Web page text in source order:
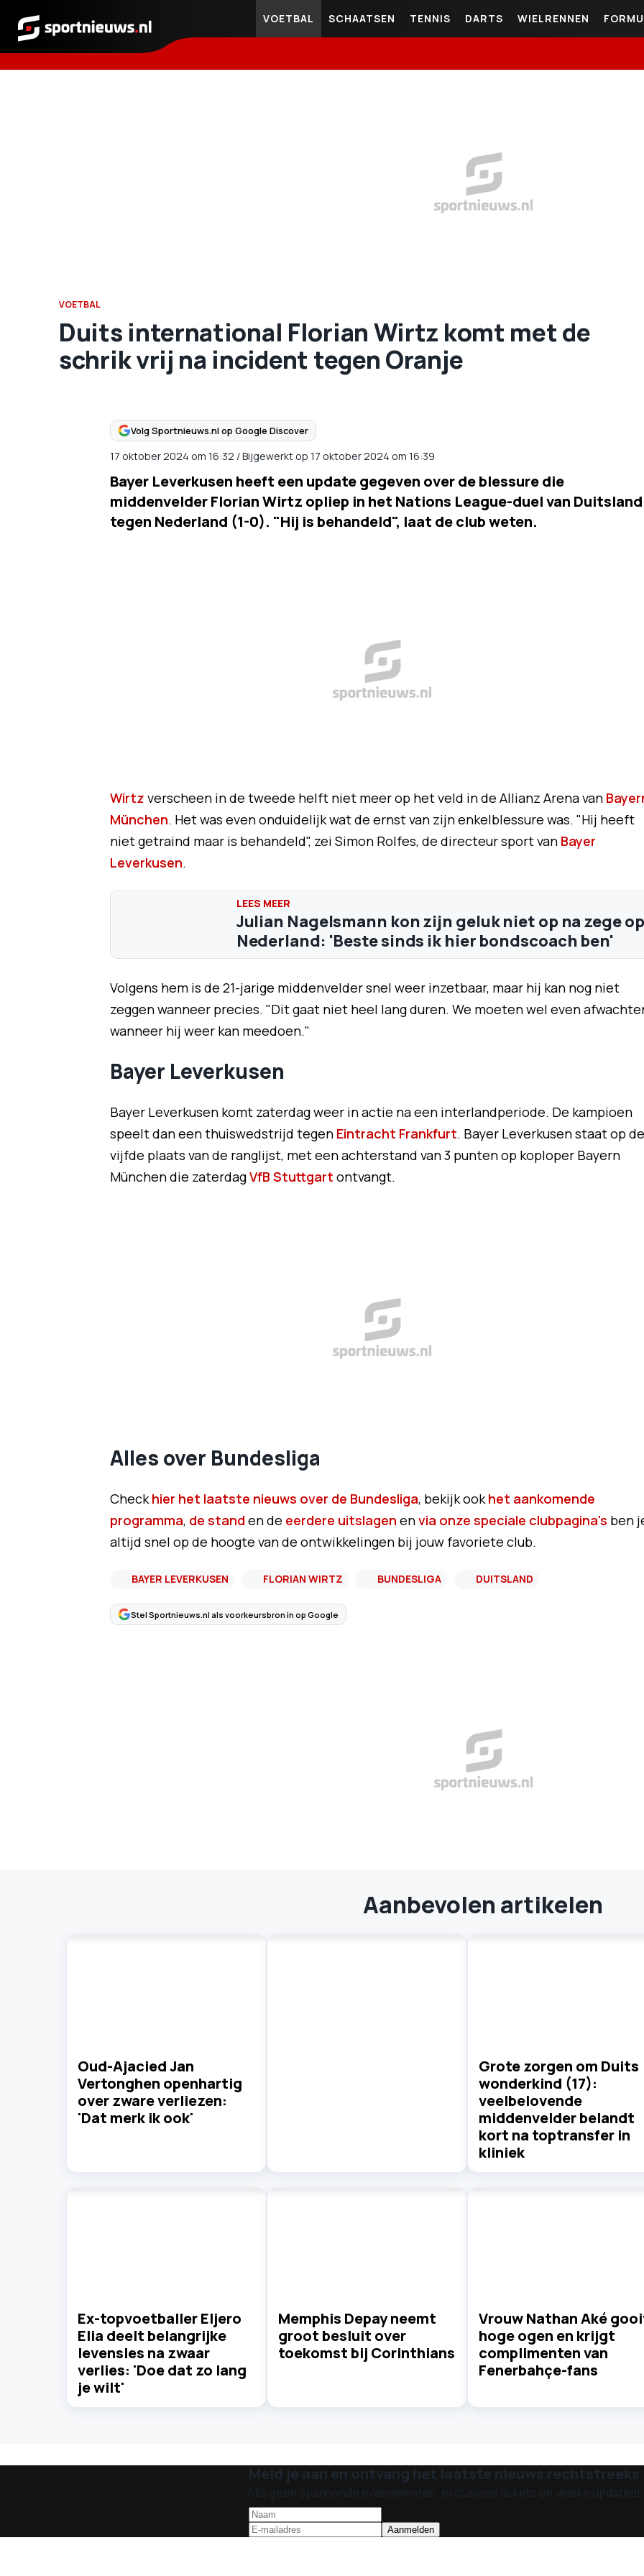
Sportnieuws.nl
VOETBAL SCHAATSEN TENNIS DARTS WIELRENNEN
VOETBAL
Duits international Florian Wirtz komt met de
schrik vrij na incident tegen Oranje
Volg Sportnieuws.nl op Google Discover
17 oktober 2024 om 16:32 /Bijgewerkt op 17 oktober 2024 om 16:39
Bayer Leverkusen heeft een update gegeven over de blessure die
middenvelder Florian Wirtz opliep in het Nations League-duel van Duitsland
tegen Nederland (1-0). "Hij is behandeld", laat de club weten.
Wirtz verscheen in de tweede helft niet meer op het veld in de Allianz Arena van
München. Het was even onduidelijk wat de ernst van zijn enkelblessure was. "Hij heeft
niet getraind maar is behandeld", zei Simon Rolfes, de directeur sport van Bayer
Leverkusen.
Julian Nagelsmann kon zijn geluk niet op na zege op
Nederland: 'Beste sinds ik hier bondscoach ben'
Volgens hem is de 21-jarige middenvelder snel weer inzetbaar, maar hij kan nog niet
zeggen wanneer precies. "Dit gaat niet heel lang duren. We moeten wel even
wanneer hij weer kan meedoen."
Bayer Leverkusen
Bayer Leverkusen komt zaterdag weer in actie na een interlandperiode. De kampioen
speelt dan een thuiswedstrijd tegen Eintracht Frankfurt. Bayer Leverkusen staat op de
vijfde plaats van de ranglijst, met een achterstand van 3 punten op koploper Bayern
München die zaterdagVfB Stuttgart ontvangt.
Alles over Bundesliga
Checkhier het laatste nieuws over de Bundesliga, bekijk ookhet aankomende
programma, de stand en de eerdere uitslagen envia onze speciale clubpagina's ben
altijd snel op de hoogte van de ontwikkelingen bij jouw favoriete club.
BAYER LEVERKUSEN FLORIAN WIRTZ BUNDESLIGA DUITSLAND
Stel Sportnieuws.nl als voorkeursbron in op Google
Aanbevolen artikelen
Oud-Ajacied Jan
Vertonghen openhartig
over zware verliezen:
'Dat merk ik ook'
Grote zorgen om Duits
wonderkind (17):
veelbelovende
middenvelder belandt
kort na toptransfer in
kliniek
Ex-topvoetballer Eljero
Elia deelt belangrijke
levensles na zwaar
verlies: 'Doe dat zo lang
je wilt'
Memphis Depay neemt
groot besluit over
toekomst bij Corinthians
Vrouw Nathan Aké
hoge ogen en krijgt
complimenten van
Fenerbahçe-fans
Meld je aan en ontvang het laatste nieuws rechtstreeks
Mis geen spannende evenementen, exclusieve tickets en unieke updates!